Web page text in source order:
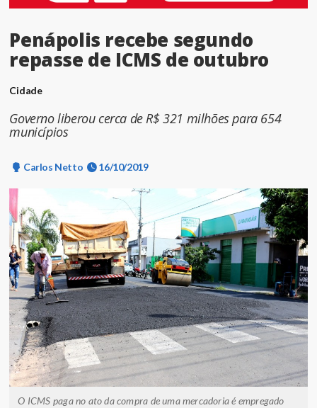
Penápolis recebe segundo
repasse de ICMS de outubro
Cidade
Governo liberou cerca de R$ 321 milhões para 654
municípios
Carlos Netto 16/10/2019
O ICMS paga no ato da compra de uma mercadoria é empregado